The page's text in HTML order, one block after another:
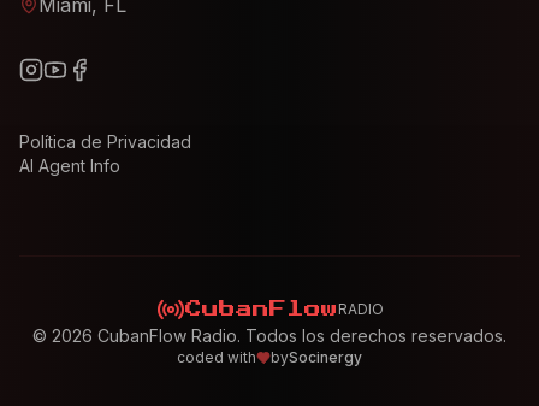
Miami, FL
Política de Privacidad
AI Agent Info
CubanFlow RADIO
© 2026 CubanFlow Radio. Todos los derechos reservados.
coded with bySocinergy